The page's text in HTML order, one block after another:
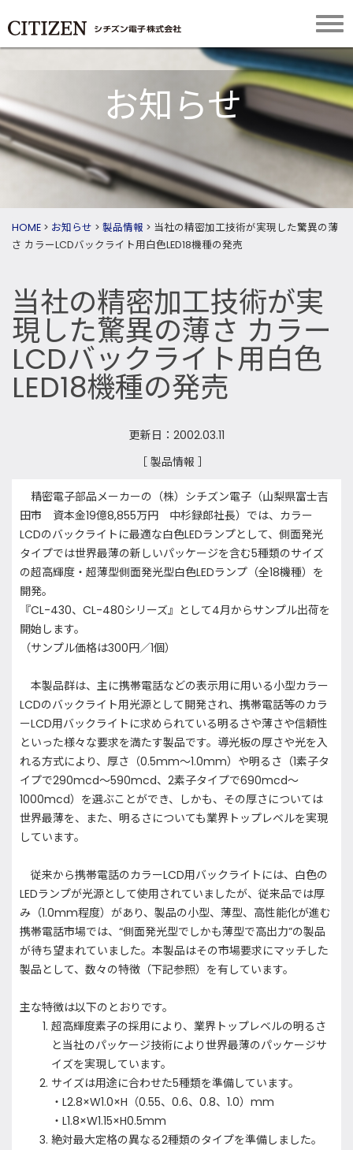
お知らせ
HOME > お知らせ > 製品情報 > 当社の精密加工技術が実現した驚異の薄
さ カラーLCDバックライト用白色LED18機種の発売
当社の精密加工技術が実
現した驚異の薄さ カラー
LCDバックライト用白色
LED18機種の発売
更新日：2002.03.11
［ 製品情報 ］
精密電子部品メーカーの（株）シチズン電子（山梨県富士吉
田市 資本金19億8,855万円 中杉録郎社長）では、カラー
LCDのバックライトに最適な白色LEDランプとして、側面発光
タイプでは世界最薄の新しいパッケージを含む5種類のサイズ
の超高輝度・超薄型側面発光型白色LEDランプ（全18機種）を
開発。
『CL-430、CL-480シリーズ』として4月からサンプル出荷を
開始します。
（サンプル価格は300円／1個）
本製品群は、主に携帯電話などの表示用に用いる小型カラー
LCDのバックライト用光源として開発され、携帯電話等のカラ
ーLCD用バックライトに求められている明るさや薄さや信頼性
といった様々な要求を満たす製品です。導光板の厚さや光を入
れる方式により、厚さ（0.5mm～1.0mm）や明るさ（1素子タ
イプで290mcd～590mcd、2素子タイプで690mcd～
1000mcd）を選ぶことができ、しかも、その厚さについては
世界最薄を、また、明るさについても業界トップレベルを実現
しています。
従来から携帯電話のカラーLCD用バックライトには、白色の
LEDランプが光源として使用されていましたが、従来品では厚
み（1.0mm程度）があり、製品の小型、薄型、高性能化が進む
携帯電話市場では、“側面発光型でしかも薄型で高出力”の製品
が待ち望まれていました。本製品はその市場要求にマッチした
製品として、数々の特徴（下記参照）を有しています。
主な特徴は以下のとおりです。
超高輝度素子の採用により、業界トップレベルの明るさ
と当社のパッケージ技術により世界最薄のパッケージサ
イズを実現しています。
サイズは用途に合わせた5種類を準備しています。
・L2.8×W1.0×H（0.55、0.6、0.8、1.0）mm
・L1.8×W1.15×H0.5mm
絶対最大定格の異なる2種類のタイプを準備しました。